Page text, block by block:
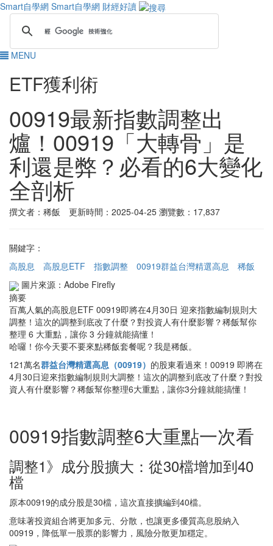
Smart自學網 Smart自學網 財經好讀
MENU
ETF獲利術
00919最新指數調整出
爐！00919「大轉骨」是
利還是弊？必看的6大變化
全剖析
撰文者：稀飯 更新時間：2025-04-25 瀏覽數：17,837
關鍵字：
高股息
高股息ETF 指數調整 00919群益台灣精選高息
稀飯
圖片來源：Adobe Firefly
摘要
百萬人氣的高股息ETF 00919即將在4月30日 迎來指數編制規則大
調整！這次的調整到底改了什麼？對投資人有什麼影響？稀飯幫你
整理 6 大重點，讓你 3 分鐘就能搞懂！
哈囉！你今天要不要來點稀飯套餐呢？我是稀飯。
121萬名群益台灣精選高息（00919） 的股東看過來！00919 即將在
4月30日迎來指數編制規則大調整！這次的調整到底改了什麼？對投
資人有什麼影響？稀飯幫你整理6大重點，讓你3分鐘就能搞懂！
00919指數調整6大重點一次看
調整1》成分股擴大：從30檔增加到40
檔
原本00919的成分股是30檔，這次直接擴編到40檔。
意味著投資組合將更加多元、分散，也讓更多優質高息股納入
00919，降低單一股票的影響力，風險分散更加穩定。